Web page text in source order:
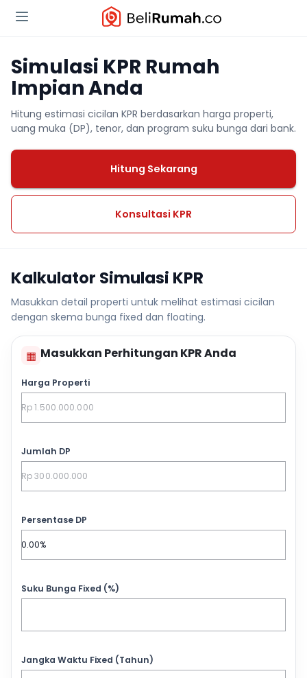
Simulasi KPR Rumah
Impian Anda
Hitung estimasi cicilan KPR berdasarkan harga properti,
uang muka (DP), tenor, dan program suku bunga dari bank.
Hitung Sekarang
Konsultasi KPR
Kalkulator Simulasi KPR
Masukkan detail properti untuk melihat estimasi cicilan
dengan skema bunga fixed dan floating.
▦ Masukkan Perhitungan KPR Anda
Harga Properti
Jumlah DP
Persentase DP
Suku Bunga Fixed (%)
Jangka Waktu Fixed (Tahun)